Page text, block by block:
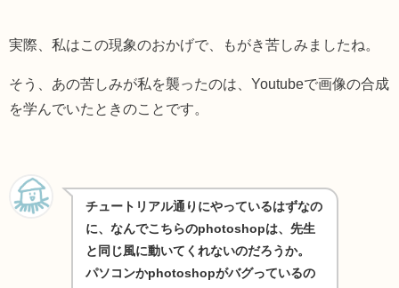
実際、私はこの現象のおかげで、もがき苦しみましたね。
そう、あの苦しみが私を襲ったのは、Youtubeで画像の合成
を学んでいたときのことです。
チュートリアル通りにやっているはずなの
に、なんでこちらのphotoshopは、先生
と同じ風に動いてくれないのだろうか。
パソコンかphotoshopがバグっているの